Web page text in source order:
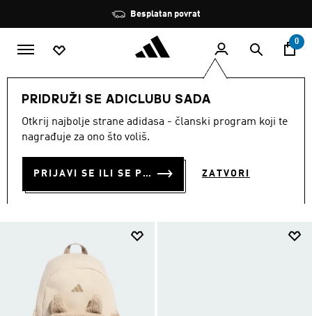
Zaustavi
rotaciju
Učlani se i ostvari 10 % popusta
0
PRIDRUŽI SE ADICLUBU SADA
Otkrij najbolje strane adidasa - članski program koji te
nagrađuje za ono što voliš.
PRIJAVI SE ILI SE PRIDRUŽI SADA ZATVORI
DJECA Dodaci
MODNI DODATCI ZA DJECU
Filtriraj Velike Slike